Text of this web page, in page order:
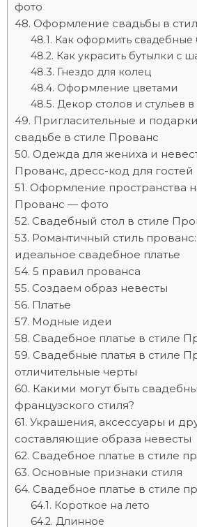
фото
Оформление свадьбы в
Как оформить свадебные
Как украсить бутылки с
Гнездо для колец
Оформление цветами
Декор столов и стульев в
Пригласительные и
свадьбе в стиле Прованс
Одежда для жениха и
Прованс, дресс-код для гостей
Оформление пространства
Прованс — фото
Свадебный стол в стиле
Романтичный стиль
идеальное свадебное платье
5 правил прованса
Создаем образ невесты
Платье
Модные идеи
Свадебное платье в стиле
Свадебные платья в стиле
отличительные черты
Какими могут быть
французского стиля?
Украшения, аксессуары и
составляющие образа невесты
Cвадебное платье в стиле
Основные признаки стиля
Свадебное платье в стиле
Короткое на лето
Длинное